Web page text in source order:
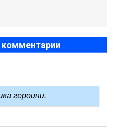
героини.